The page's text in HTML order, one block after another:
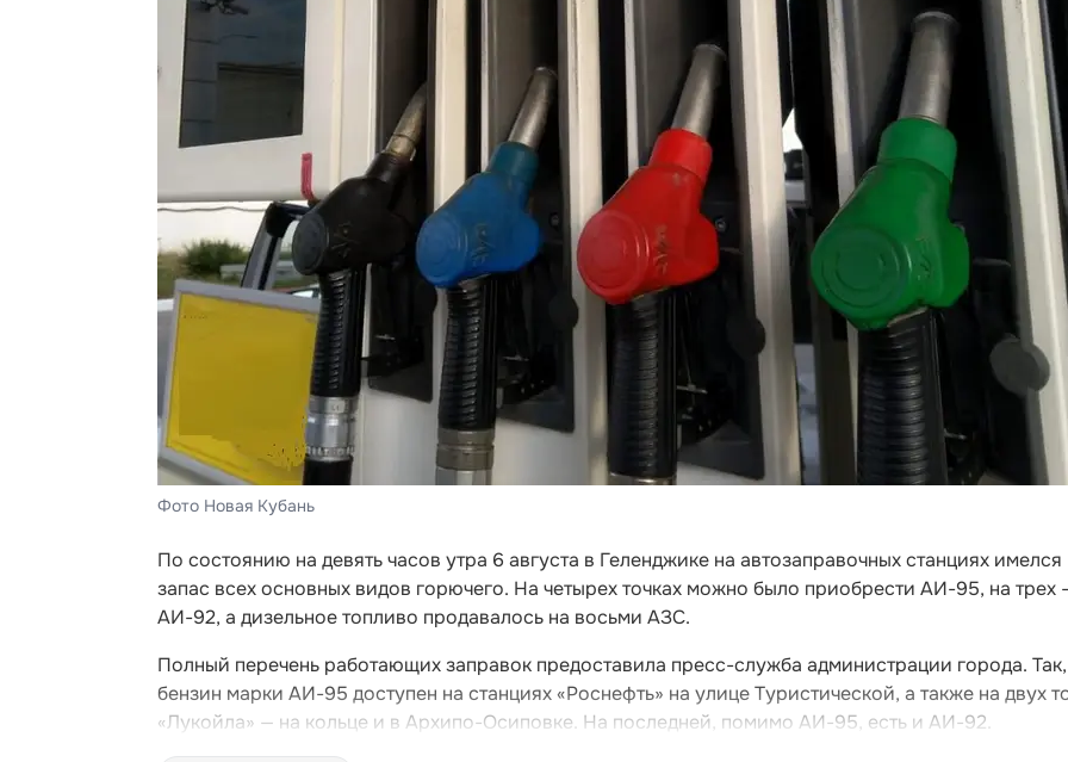
Фото Новая Кубань
По состоянию на девять часов утра 6 августа в Геленджике на автозаправочных станциях имелся
запас всех основных видов горючего. На четырех точках можно было приобрести АИ-95, на трех
АИ-92, а дизельное топливо продавалось на восьми АЗС.
Полный перечень работающих заправок предоставила пресс-служба администрации города. Так,
бензин марки АИ-95 доступен на станциях «Роснефть» на улице Туристической, а также на двух
«Лукойла» — на кольце и в Архипо-Осиповке. На последней, помимо АИ-95, есть и АИ-92.